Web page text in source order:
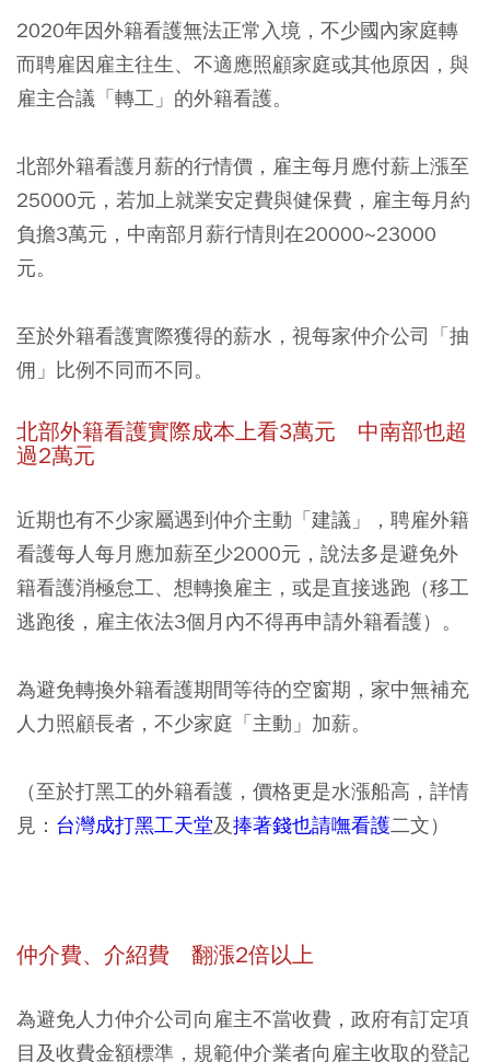
2020年因外籍看護無法正常入境，不少國內家庭轉
而聘雇因雇主往生、不適應照顧家庭或其他原因，與
雇主合議「轉工」的外籍看護。
北部外籍看護月薪的行情價，雇主每月應付薪上漲至
25000元， 若加上就業安定費與健保費，雇主每月約
負擔3萬元 ，中南部月薪行情則在20000~23000
元。
至於外籍看護實際獲得的薪水，視每家仲介公司「抽
佣」比例不同而不同。
北部外籍看護實際成本上看3萬元 中南部也超
過2萬元
近期也有不少家屬遇到仲介主動「建議」，聘雇外籍
看護每人每月應加薪至少2000元，說法多是避免外
籍看護消極怠工、想轉換雇主，或是直接逃跑（移工
逃跑後，雇主依法3個月內不得再申請外籍看護）。
為避免轉換外籍看護期間等待的空窗期，家中無補充
人力照顧長者，不少家庭「主動」加薪。
（至於打黑工的外籍看護，價格更是水漲船高，詳情
見： 台灣成打黑工天堂及捧著錢也請嘸看護二文）
仲介費、介紹費 翻漲2倍以上
為避免人力仲介公司向雇主不當收費，政府有訂定項
目及收費金額標準，規範仲介業者向雇主收取的登記